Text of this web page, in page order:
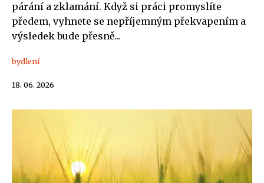
párání a zklamání. Když si práci promyslíte
předem, vyhnete se nepříjemným překvapením a
výsledek bude přesně...
bydlení
18. 06. 2026